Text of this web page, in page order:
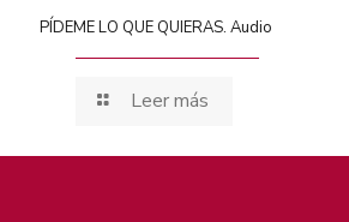
PÍDEME LO QUE QUIERAS. Audio
Leer más